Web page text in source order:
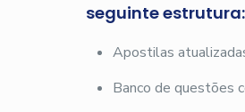
seguinte estrutura:
Apostilas
Banco de questões